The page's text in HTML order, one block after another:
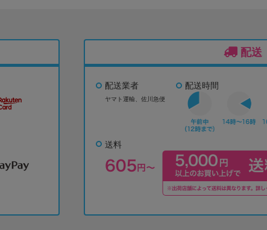
配送
配送業者
ヤマト運輸、佐川急便
配送時間
送料